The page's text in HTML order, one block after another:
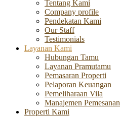
Tentang Kami
Company profile
Pendekatan Kami
Our Staff
Testimonials
Layanan Kami
Hubungan Tamu
Layanan Pramutamu
Pemasaran Properti
Pelaporan Keuangan
Pemeliharaan Vila
Manajemen Pemesanan
Properti Kami